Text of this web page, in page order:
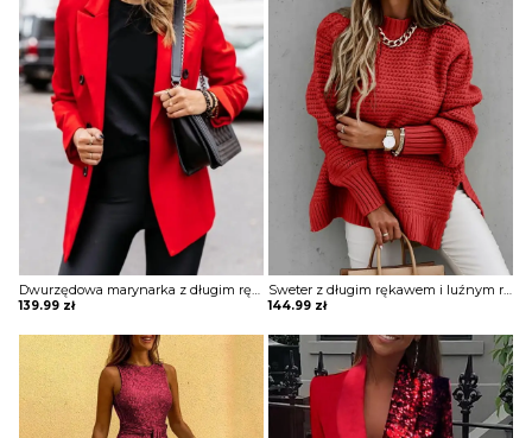
139.99 zł 144.99 zł